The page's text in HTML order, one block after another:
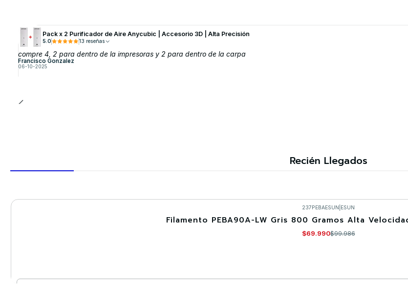
Pack x 2 Purificador de Aire Anycubic | Accesorio 3D | Alta Precisión
5.0 13 reseñas
compre 4, 2 para dentro de la impresoras y 2 para dentro de la carpa
Francisco Gonzalez
06-10-2025
Recién Llegados
237PEBAESUN ESUN
Filamento PEBA90A-LW Gris 800 Gramos Alta
$69.990$99.986